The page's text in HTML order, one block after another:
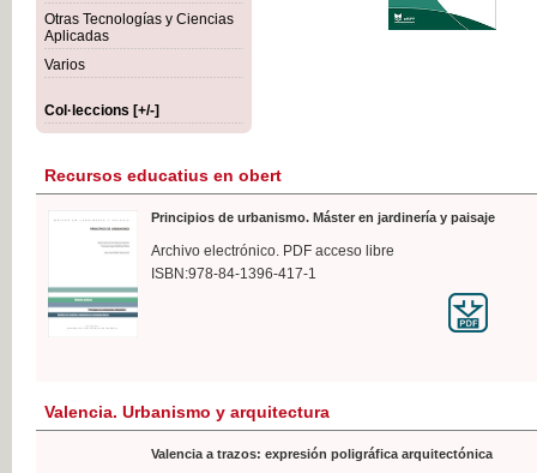
Otras Tecnologías y Ciencias
Aplicadas
Varios
Col·leccions [+/-]
Recursos educatius en obert
Principios de urbanismo. Máster en jardinería y paisaje
Archivo electrónico. PDF acceso libre
ISBN:978-84-1396-417-1
Valencia. Urbanismo y arquitectura
Valencia a trazos: expresión poligráfica arquitectónica